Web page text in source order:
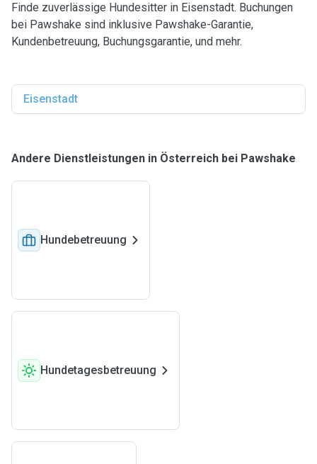
Finde zuverlässige Hundesitter in Eisenstadt. Buchungen
bei Pawshake sind inklusive Pawshake-Garantie,
Kundenbetreuung, Buchungsgarantie, und mehr.
Eisenstadt
Andere Dienstleistungen in Österreich bei Pawshake
Hundebetreuung
Hundetagesbetreuung